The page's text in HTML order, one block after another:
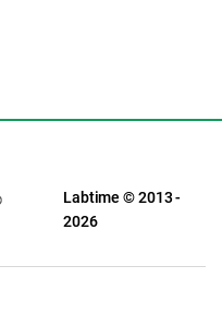
Labtime © 2013 -
2026